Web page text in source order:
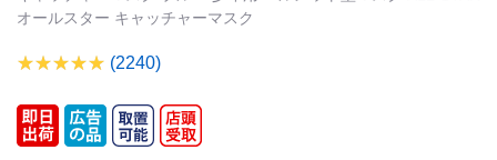
オールスター キャッチャーマスク
(2240)